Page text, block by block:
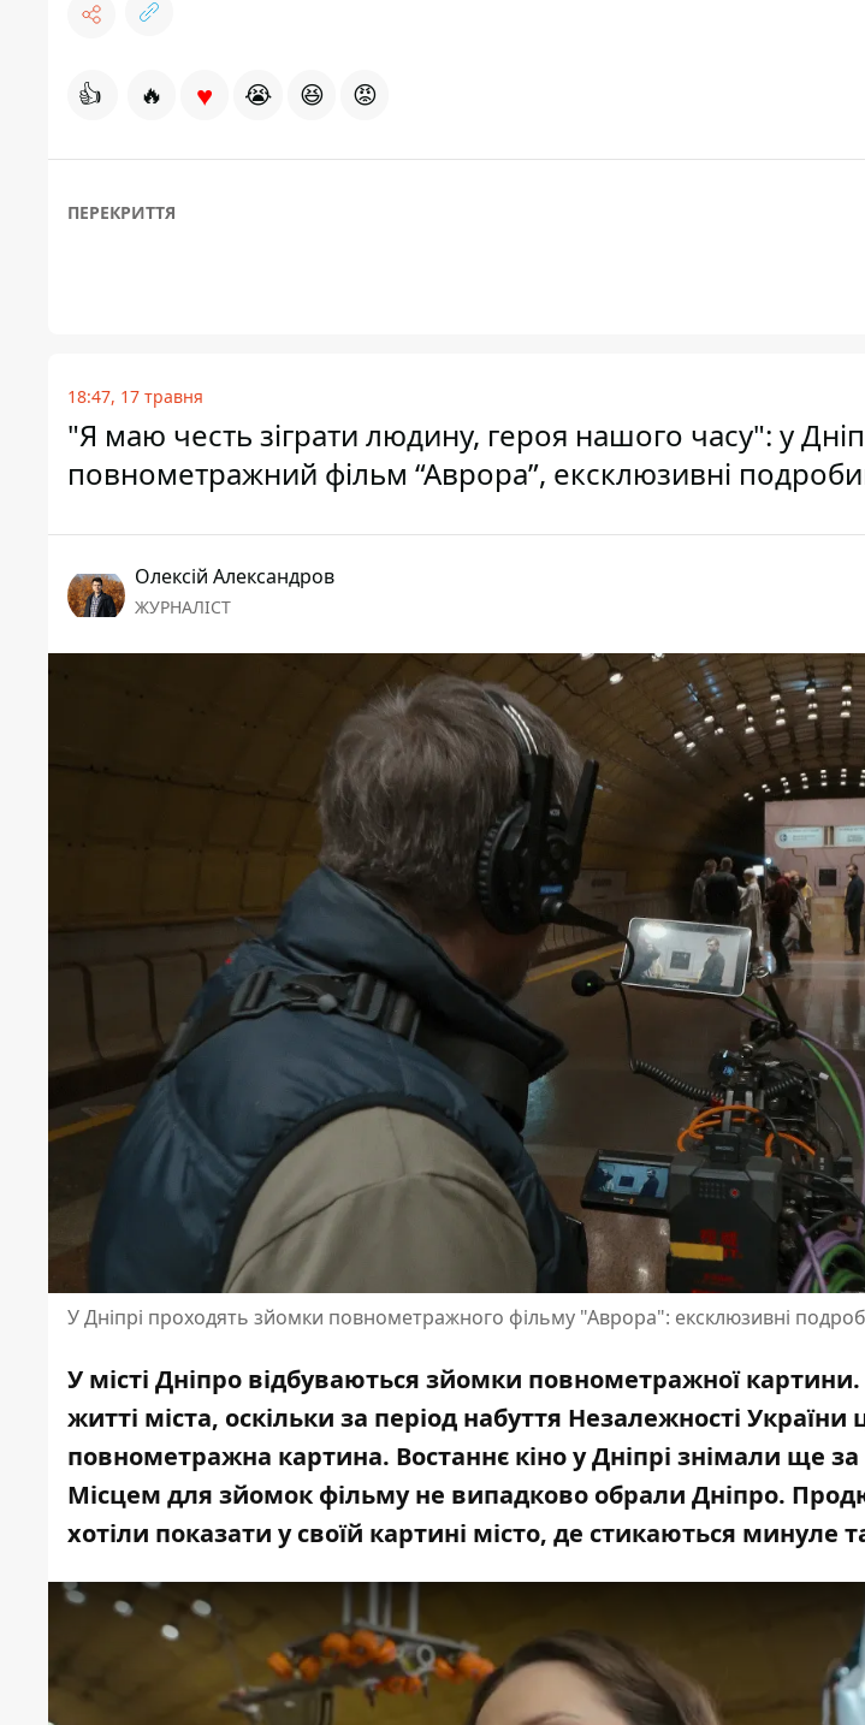
👍 🔥 ♥ 😭 😆 😡
ПЕРЕКРИТТЯ
18:47, 17 травня
"Я маю честь зіграти людину, героя нашого часу": у
повнометражний фільм “Аврора”, ексклюзивні
Олексій Александров
ЖУРНАЛІСТ
У Дніпрі проходять зйомки повнометражного фільму "Аврора": ексклюзивні
У місті Дніпро відбуваються зйомки повнометражної
житті міста, оскільки за період набуття Незалежності України
повнометражна картина. Востаннє кіно у Дніпрі знімали ще
Місцем для зйомок фільму не випадково обрали Дніпро.
хотіли показати у своїй картині місто, де стикаються минуле